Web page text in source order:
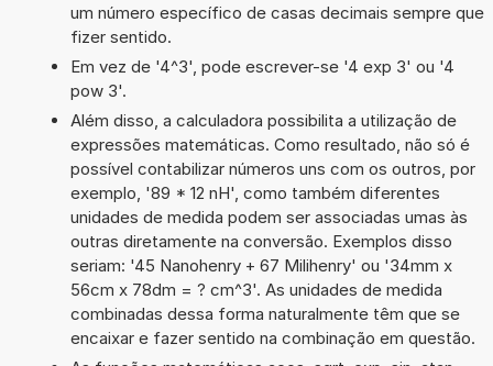
um número específico de casas decimais sempre que
fizer sentido.
Em vez de '4^3', pode escrever-se '4 exp 3' ou '4
pow 3'.
Além disso, a calculadora possibilita a utilização de
expressões matemáticas. Como resultado, não só é
possível contabilizar números uns com os outros, por
exemplo, '89 * 12 nH', como também diferentes
unidades de medida podem ser associadas umas às
outras diretamente na conversão. Exemplos disso
seriam: '45 Nanohenry + 67 Milihenry' ou '34mm x
56cm x 78dm = ? cm^3'. As unidades de medida
combinadas dessa forma naturalmente têm que se
encaixar e fazer sentido na combinação em questão.